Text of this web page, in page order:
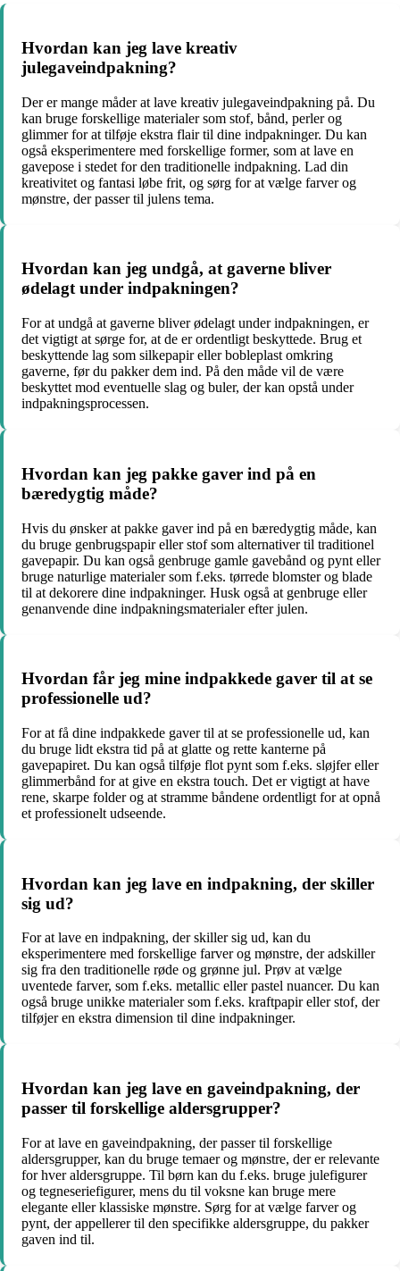
Hvordan kan jeg lave kreativ
julegaveindpakning?
Der er mange måder at lave kreativ julegaveindpakning på. Du
kan bruge forskellige materialer som stof, bånd, perler og
glimmer for at tilføje ekstra flair til dine indpakninger. Du kan
også eksperimentere med forskellige former, som at lave en
gavepose i stedet for den traditionelle indpakning. Lad din
kreativitet og fantasi løbe frit, og sørg for at vælge farver og
mønstre, der passer til julens tema.
Hvordan kan jeg undgå, at gaverne bliver
ødelagt under indpakningen?
For at undgå at gaverne bliver ødelagt under indpakningen, er
det vigtigt at sørge for, at de er ordentligt beskyttede. Brug et
beskyttende lag som silkepapir eller bobleplast omkring
gaverne, før du pakker dem ind. På den måde vil de være
beskyttet mod eventuelle slag og buler, der kan opstå under
indpakningsprocessen.
Hvordan kan jeg pakke gaver ind på en
bæredygtig måde?
Hvis du ønsker at pakke gaver ind på en bæredygtig måde, kan
du bruge genbrugspapir eller stof som alternativer til traditionel
gavepapir. Du kan også genbruge gamle gavebånd og pynt eller
bruge naturlige materialer som f.eks. tørrede blomster og blade
til at dekorere dine indpakninger. Husk også at genbruge eller
genanvende dine indpakningsmaterialer efter julen.
Hvordan får jeg mine indpakkede gaver til at se
professionelle ud?
For at få dine indpakkede gaver til at se professionelle ud, kan
du bruge lidt ekstra tid på at glatte og rette kanterne på
gavepapiret. Du kan også tilføje flot pynt som f.eks. sløjfer eller
glimmerbånd for at give en ekstra touch. Det er vigtigt at have
rene, skarpe folder og at stramme båndene ordentligt for at opnå
et professionelt udseende.
Hvordan kan jeg lave en indpakning, der skiller
sig ud?
For at lave en indpakning, der skiller sig ud, kan du
eksperimentere med forskellige farver og mønstre, der adskiller
sig fra den traditionelle røde og grønne jul. Prøv at vælge
uventede farver, som f.eks. metallic eller pastel nuancer. Du kan
også bruge unikke materialer som f.eks. kraftpapir eller stof, der
tilføjer en ekstra dimension til dine indpakninger.
Hvordan kan jeg lave en gaveindpakning, der
passer til forskellige aldersgrupper?
For at lave en gaveindpakning, der passer til forskellige
aldersgrupper, kan du bruge temaer og mønstre, der er relevante
for hver aldersgruppe. Til børn kan du f.eks. bruge julefigurer
og tegneseriefigurer, mens du til voksne kan bruge mere
elegante eller klassiske mønstre. Sørg for at vælge farver og
pynt, der appellerer til den specifikke aldersgruppe, du pakker
gaven ind til.